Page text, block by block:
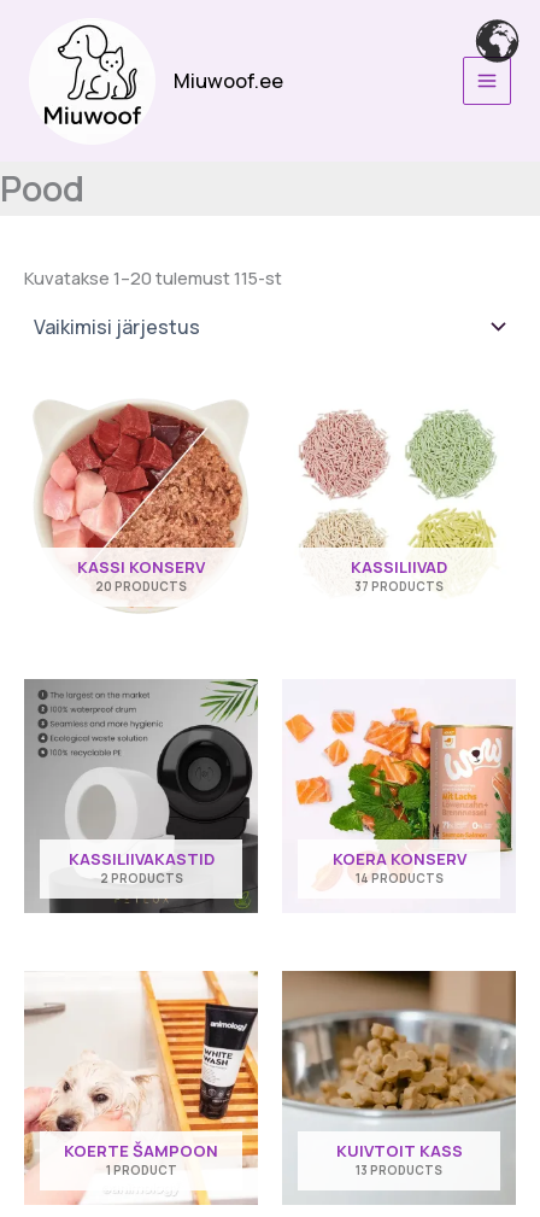
content
Miuwoof.ee
Pood
Kuvatakse 1–20 tulemust 115-st
KASSI KONSERV
20 PRODUCTS
KASSILIIVAD
37 PRODUCTS
KASSILIIVAKASTID
2 PRODUCTS
KOERA KONSERV
14 PRODUCTS
KOERTE ŠAMPOON
1 PRODUCT
KUIVTOIT KASS
13 PRODUCTS